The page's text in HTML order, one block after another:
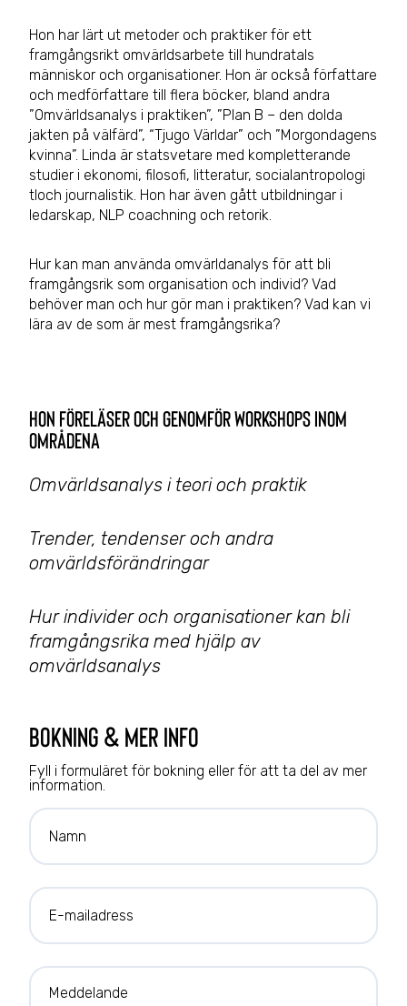
Hon har lärt ut metoder och praktiker för ett
framgångsrikt omvärldsarbete till hundratals
människor och organisationer. Hon är också författare
och medförfattare till flera böcker, bland andra
”Omvärldsanalys i praktiken”, ”Plan B – den dolda
jakten på välfärd”, “Tjugo Världar” och ”Morgondagens
kvinna”. Linda är statsvetare med kompletterande
studier i ekonomi, filosofi, litteratur, socialantropologi
tloch journalistik. Hon har även gått utbildningar i
ledarskap, NLP coachning och retorik.
Hur kan man använda omvärldanalys för att bli
framgångsrik som organisation och individ? Vad
behöver man och hur gör man i praktiken? Vad kan vi
lära av de som är mest framgångsrika?
Hon föreläser och genomför workshops inom
områdena
Omvärldsanalys i teori och praktik
Trender, tendenser och andra
omvärldsförändringar
Hur individer och organisationer kan bli
framgångsrika med hjälp av
omvärldsanalys
bokning & mer info
Fyll i formuläret för bokning eller för att ta del av mer
information.
Namn
E-mailadress
Meddelande